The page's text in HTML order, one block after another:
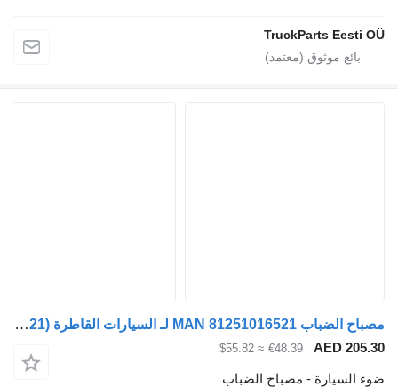
مصباح الضباب MAN 81251016521 لـ السيارات القاطرة MAN TGL, TGM, TGS, TGX (2005-2021)
€48.39
≈ $55.82
- مصباح الضباب